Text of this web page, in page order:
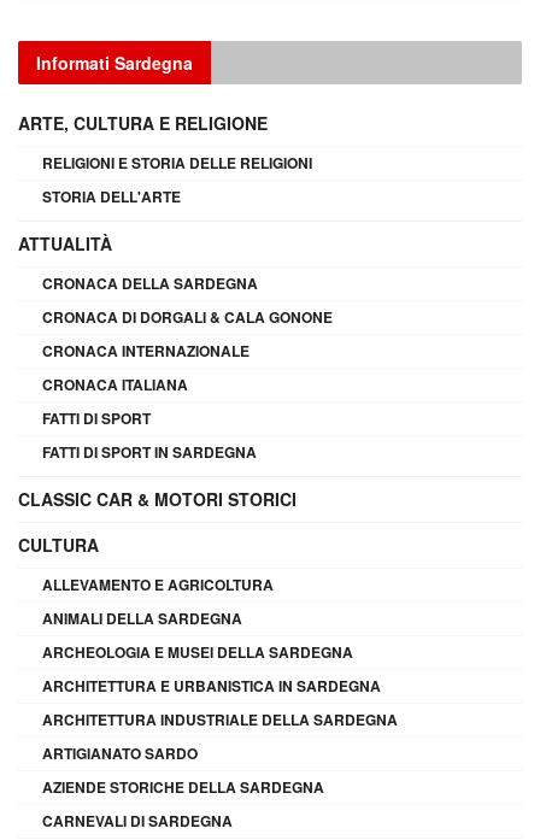
Informati Sardegna
ARTE, CULTURA E RELIGIONE
RELIGIONI E STORIA DELLE RELIGIONI
STORIA DELL'ARTE
ATTUALITÀ
CRONACA DELLA SARDEGNA
CRONACA DI DORGALI & CALA GONONE
CRONACA INTERNAZIONALE
CRONACA ITALIANA
FATTI DI SPORT
FATTI DI SPORT IN SARDEGNA
CLASSIC CAR & MOTORI STORICI
CULTURA
ALLEVAMENTO E AGRICOLTURA
ANIMALI DELLA SARDEGNA
ARCHEOLOGIA E MUSEI DELLA SARDEGNA
ARCHITETTURA E URBANISTICA IN SARDEGNA
ARCHITETTURA INDUSTRIALE DELLA SARDEGNA
ARTIGIANATO SARDO
AZIENDE STORICHE DELLA SARDEGNA
CARNEVALI DI SARDEGNA